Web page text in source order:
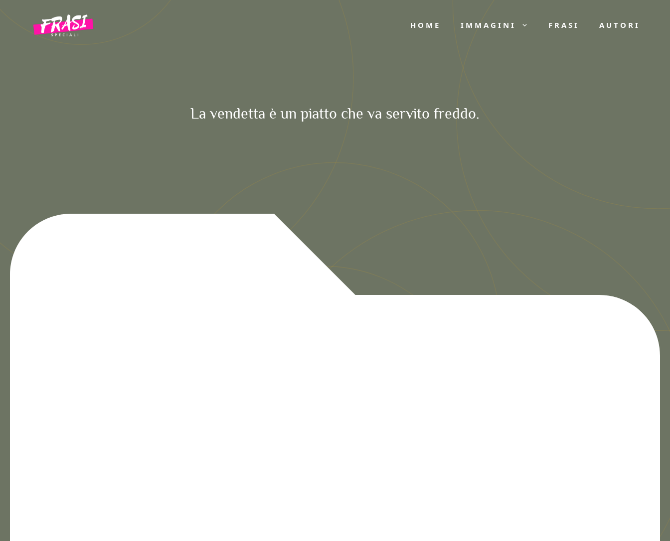
contenuto
HOME IMMAGINI FRASI AUTORI
La vendetta è un piatto che va servito freddo.